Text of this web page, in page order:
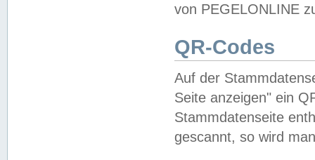
von PEGELONLINE
QR-Codes
Auf der
Seite anzeigen" ein
Stammdatenseite
gescannt, so wird